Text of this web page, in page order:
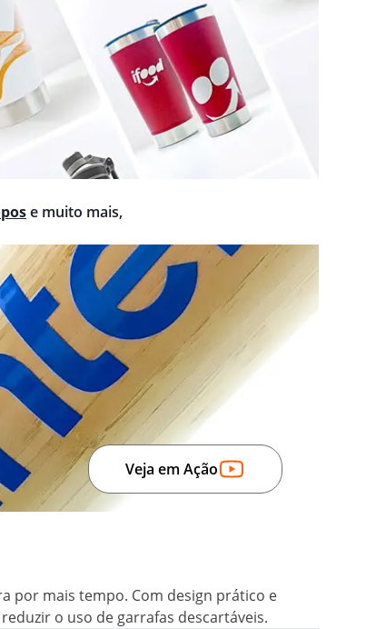
e muito mais,
Veja em Ação
por mais tempo. Com design prático e
o uso de garrafas descartáveis.